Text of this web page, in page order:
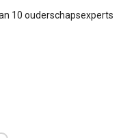
10 ouderschapsexperts